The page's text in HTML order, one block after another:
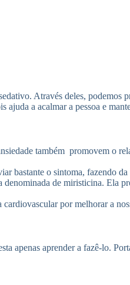
Através deles,
ajuda a acalmar a pessoa e
também promovem o
bastante o sintoma, fazendo
de miristicina. Ela
por melhorar a
apenas aprender a fazê-lo.